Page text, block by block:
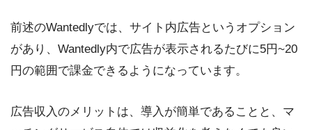
前述のWantedlyでは、サイト内広告というオプション
があり、Wantedly内で広告が表示されるたびに5円~20
円の範囲で課金できるようになっています。
広告収入のメリットは、導入が簡単であることと、マ